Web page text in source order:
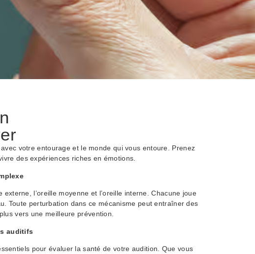
votre entourage et le monde qui vous entoure. Prenez
des expériences riches en émotions.
l’oreille moyenne et l’oreille interne. Chacune joue
Toute perturbation dans ce mécanisme peut entraîner des
vers une meilleure prévention.
auditifs
pour évaluer la santé de votre audition. Que vous